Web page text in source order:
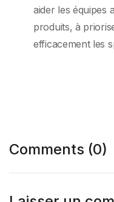
aider les équipes
produits, à
efficacement les
Comments (0)